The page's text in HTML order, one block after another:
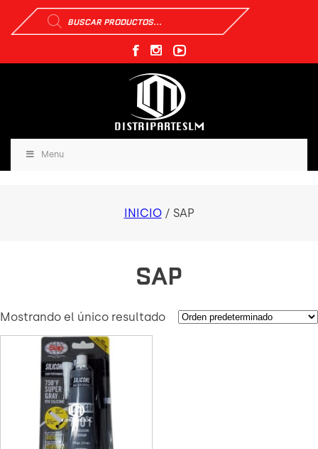
Búsqueda
de
productos
Menu
INICIO/ SAP
SAP
Mostrando el único resultado